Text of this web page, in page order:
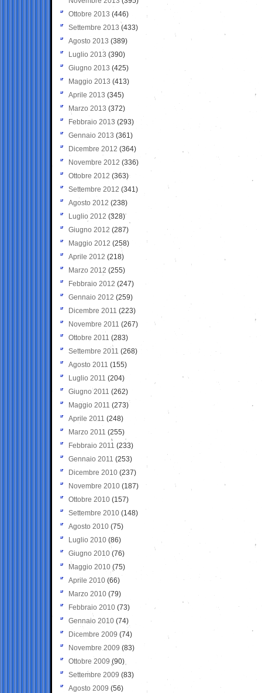
Ottobre 2013 (446)
Settembre 2013 (433)
Agosto 2013 (389)
Luglio 2013 (390)
Giugno 2013 (425)
Maggio 2013 (413)
Aprile 2013 (345)
Marzo 2013 (372)
Febbraio 2013 (293)
Gennaio 2013 (361)
Dicembre 2012 (364)
Novembre 2012 (336)
Ottobre 2012 (363)
Settembre 2012 (341)
Agosto 2012 (238)
Luglio 2012 (328)
Giugno 2012 (287)
Maggio 2012 (258)
Aprile 2012 (218)
Marzo 2012 (255)
Febbraio 2012 (247)
Gennaio 2012 (259)
Dicembre 2011 (223)
Novembre 2011 (267)
Ottobre 2011 (283)
Settembre 2011 (268)
Agosto 2011 (155)
Luglio 2011 (204)
Giugno 2011 (262)
Maggio 2011 (273)
Aprile 2011 (248)
Marzo 2011 (255)
Febbraio 2011 (233)
Gennaio 2011 (253)
Dicembre 2010 (237)
Novembre 2010 (187)
Ottobre 2010 (157)
Settembre 2010 (148)
Agosto 2010 (75)
Luglio 2010 (86)
Giugno 2010 (76)
Maggio 2010 (75)
Aprile 2010 (66)
Marzo 2010 (79)
Febbraio 2010 (73)
Gennaio 2010 (74)
Dicembre 2009 (74)
Novembre 2009 (83)
Ottobre 2009 (90)
Settembre 2009 (83)
Agosto 2009 (56)